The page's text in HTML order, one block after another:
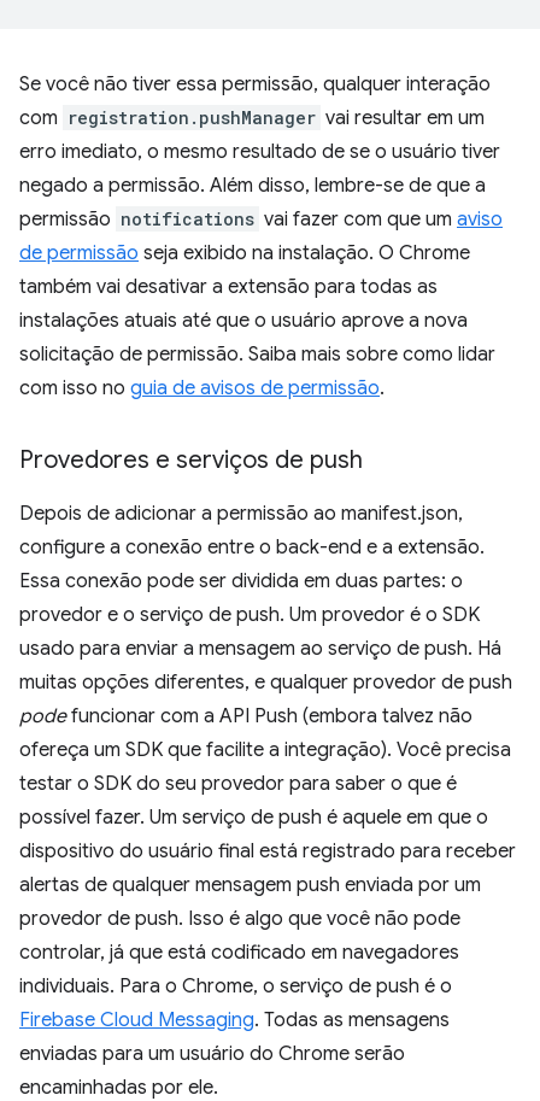
Se você não tiver essa permissão, qualquer interação
com registration.pushManager vai resultar em um
erro imediato, o mesmo resultado de se o usuário tiver
negado a permissão. Além disso, lembre-se de que a
permissão notifications vai fazer com que um aviso
de permissão seja exibido na instalação. O Chrome
também vai desativar a extensão para todas as
instalações atuais até que o usuário aprove a nova
solicitação de permissão. Saiba mais sobre como lidar
com isso no guia de avisos de permissão.
Provedores e serviços de push
Depois de adicionar a permissão ao manifest.json,
configure a conexão entre o back-end e a extensão.
Essa conexão pode ser dividida em duas partes: o
provedor e o serviço de push. Um provedor é o SDK
usado para enviar a mensagem ao serviço de push. Há
muitas opções diferentes, e qualquer provedor de push
podefuncionar com a API Push (embora talvez não
ofereça um SDK que facilite a integração). Você precisa
testar o SDK do seu provedor para saber o que é
possível fazer. Um serviço de push é aquele em que o
dispositivo do usuário final está registrado para receber
alertas de qualquer mensagem push enviada por um
provedor de push. Isso é algo que você não pode
controlar, já que está codificado em navegadores
individuais. Para o Chrome, o serviço de push é o
Firebase Cloud Messaging. Todas as mensagens
enviadas para um usuário do Chrome serão
encaminhadas por ele.